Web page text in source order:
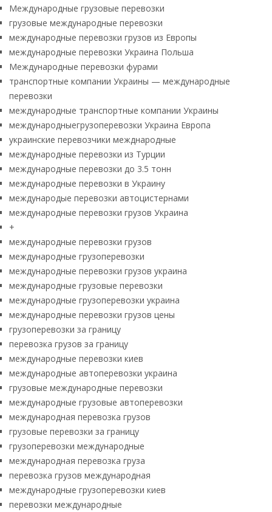
Международные грузовые перевозки
грузовые международные перевозки
международные перевозки грузов из Европы
международные перевозки Украина Польша
Международные перевозки фурами
транспортные компании Украины — международные
перевозки
международные транспортные компании Украины
международныегрузоперевозки Украина Европа
украинские перевозчики межднародные
международные перевозки из Турции
международные перевозки до 3.5 тонн
международные перевозки в Украину
международые перевозки автоцистернами
международные перевозки грузов Украина
+
международные перевозки грузов
международные грузоперевозки
международные перевозки грузов украина
международные грузовые перевозки
международные грузоперевозки украина
международные перевозки грузов цены
грузоперевозки за границу
перевозка грузов за границу
международные перевозки киев
международные автоперевозки украина
грузовые международные перевозки
международные грузовые автоперевозки
международная перевозка грузов
грузовые перевозки за границу
грузоперевозки международные
международная перевозка груза
перевозка грузов международная
международные грузоперевозки киев
перевозки международные